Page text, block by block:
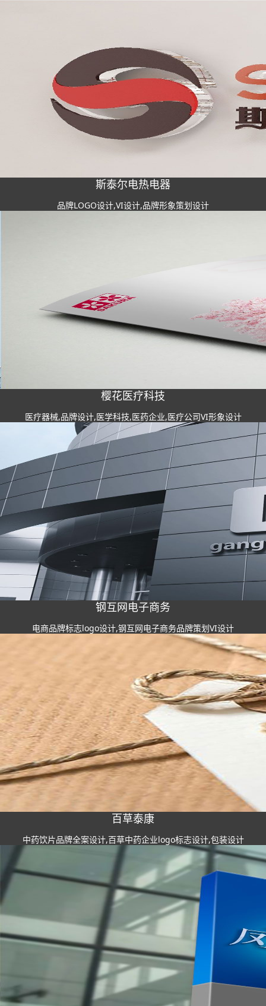
斯泰尔电热电器
品牌LOGO设计,VI设计,品牌形象策划设计
樱花医疗科技
医疗器械,品牌设计,医学科技,医药企业,医疗公司VI形象设计
钢互网电子商务
电商品牌标志logo设计,钢互网电子商务品牌策划VI设计
百草泰康
中药饮片品牌全案设计,百草中药企业logo标志设计,包装设计